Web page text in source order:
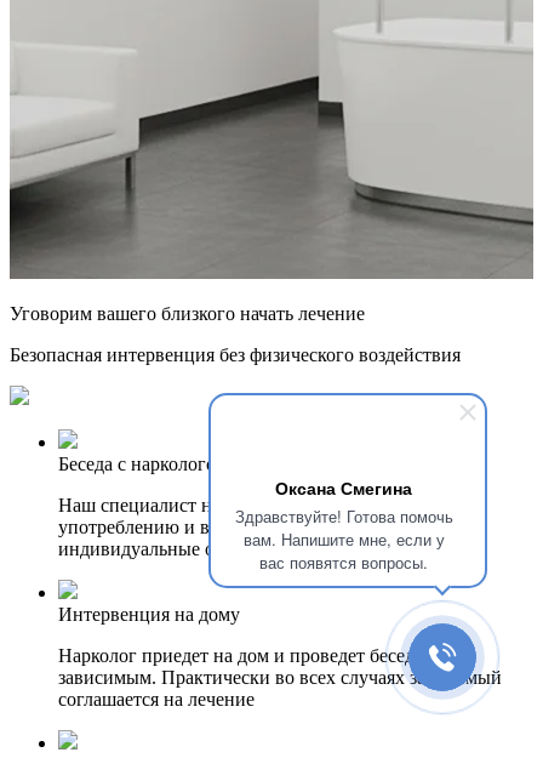
Оксана Смегина
Здравствуйте! Готова помочь
вам. Напишите мне, если у
вас появятся вопросы.
Уговорим вашего близкого начать лечение
Безопасная интервенция без физического воздействия
Беседа с наркологом в клинике
Наш специалист найдет причины, побудившие к
употреблению и выстроит диалог, учитывая
индивидуальные особенности пациента
Интервенция на дому
Нарколог приедет на дом и проведет беседу с
зависимым. Практически во всех случаях зависимый
соглашается на лечение